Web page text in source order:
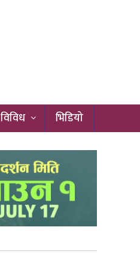
विविध भिडियो